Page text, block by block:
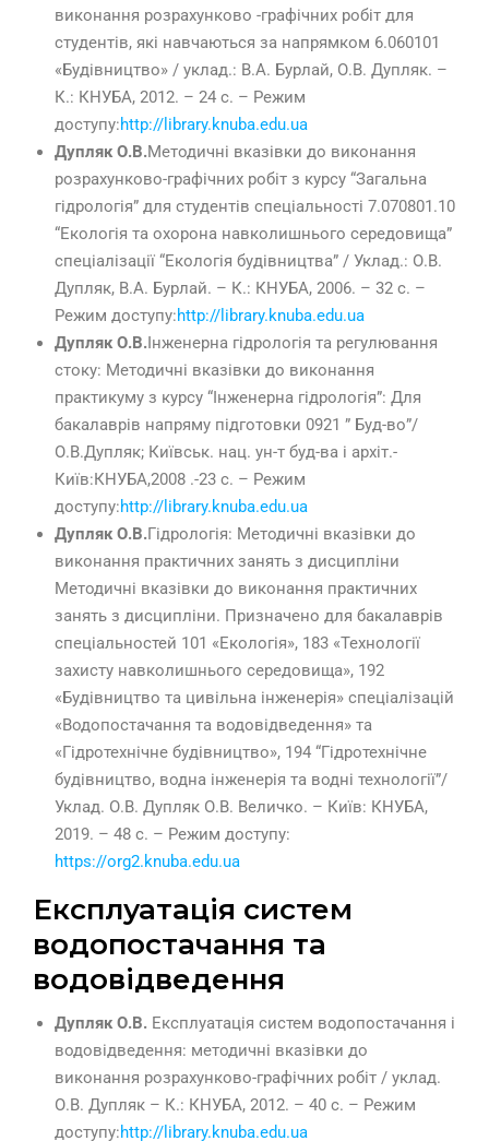
виконання розрахунково -графічних робіт для
студентів, які навчаються за напрямком 6.060101
«Будівництво» / уклад.: В.А. Бурлай, О.В. Дупляк. –
К.: КНУБА, 2012. – 24 с. – Режим
доступу:http://library.knuba.edu.ua
Дупляк О.В.Методичні вказівки до виконання
розрахунково-графічних робіт з курсу “Загальна
гідрологія” для студентів спеціальності 7.070801.10
“Екологія та охорона навколишнього середовища”
спеціалізації “Екологія будівництва” / Уклад.: О.В.
Дупляк, В.А. Бурлай. – К.: КНУБА, 2006. – 32 с. –
Режим доступу:http://library.knuba.edu.ua
Дупляк О.В. Інженерна гідрологія та регулювання
стоку: Методичні вказівки до виконання
практикуму з курсу “Інженерна гідрологія”: Для
бакалаврів напряму підготовки 0921 ” Буд-во”/
О.В.Дупляк; Київськ. нац. ун-т буд-ва і архіт.-
Київ:КНУБА,2008 .-23 с. – Режим
доступу:http://library.knuba.edu.ua
Дупляк О.В.Гідрологія: Методичні вказівки до
виконання практичних занять з дисципліни
Методичні вказівки до виконання практичних
занять з дисципліни. Призначено для бакалаврів
спеціальностей 101 «Екологія», 183 «Технології
захисту навколишнього середовища», 192
«Будівництво та цивільна інженерія» спеціалізацій
«Водопостачання та водовідведення» та
«Гідротехнічне будівництво», 194 “Гідротехнічне
будівництво, водна інженерія та водні технології”/
Уклад. О.В. Дупляк О.В. Величко. – Київ: КНУБА,
2019. – 48 с. – Режим доступу:
https://org2.knuba.edu.ua
Експлуатація систем
водопостачання та
водовідведення
Дупляк О.В. Експлуатація систем водопостачання і
водовідведення: методичні вказівки до
виконання розрахунково-графічних робіт / уклад.
О.В. Дупляк – К.: КНУБА, 2012. – 40 с. – Режим
доступу:http://library.knuba.edu.ua